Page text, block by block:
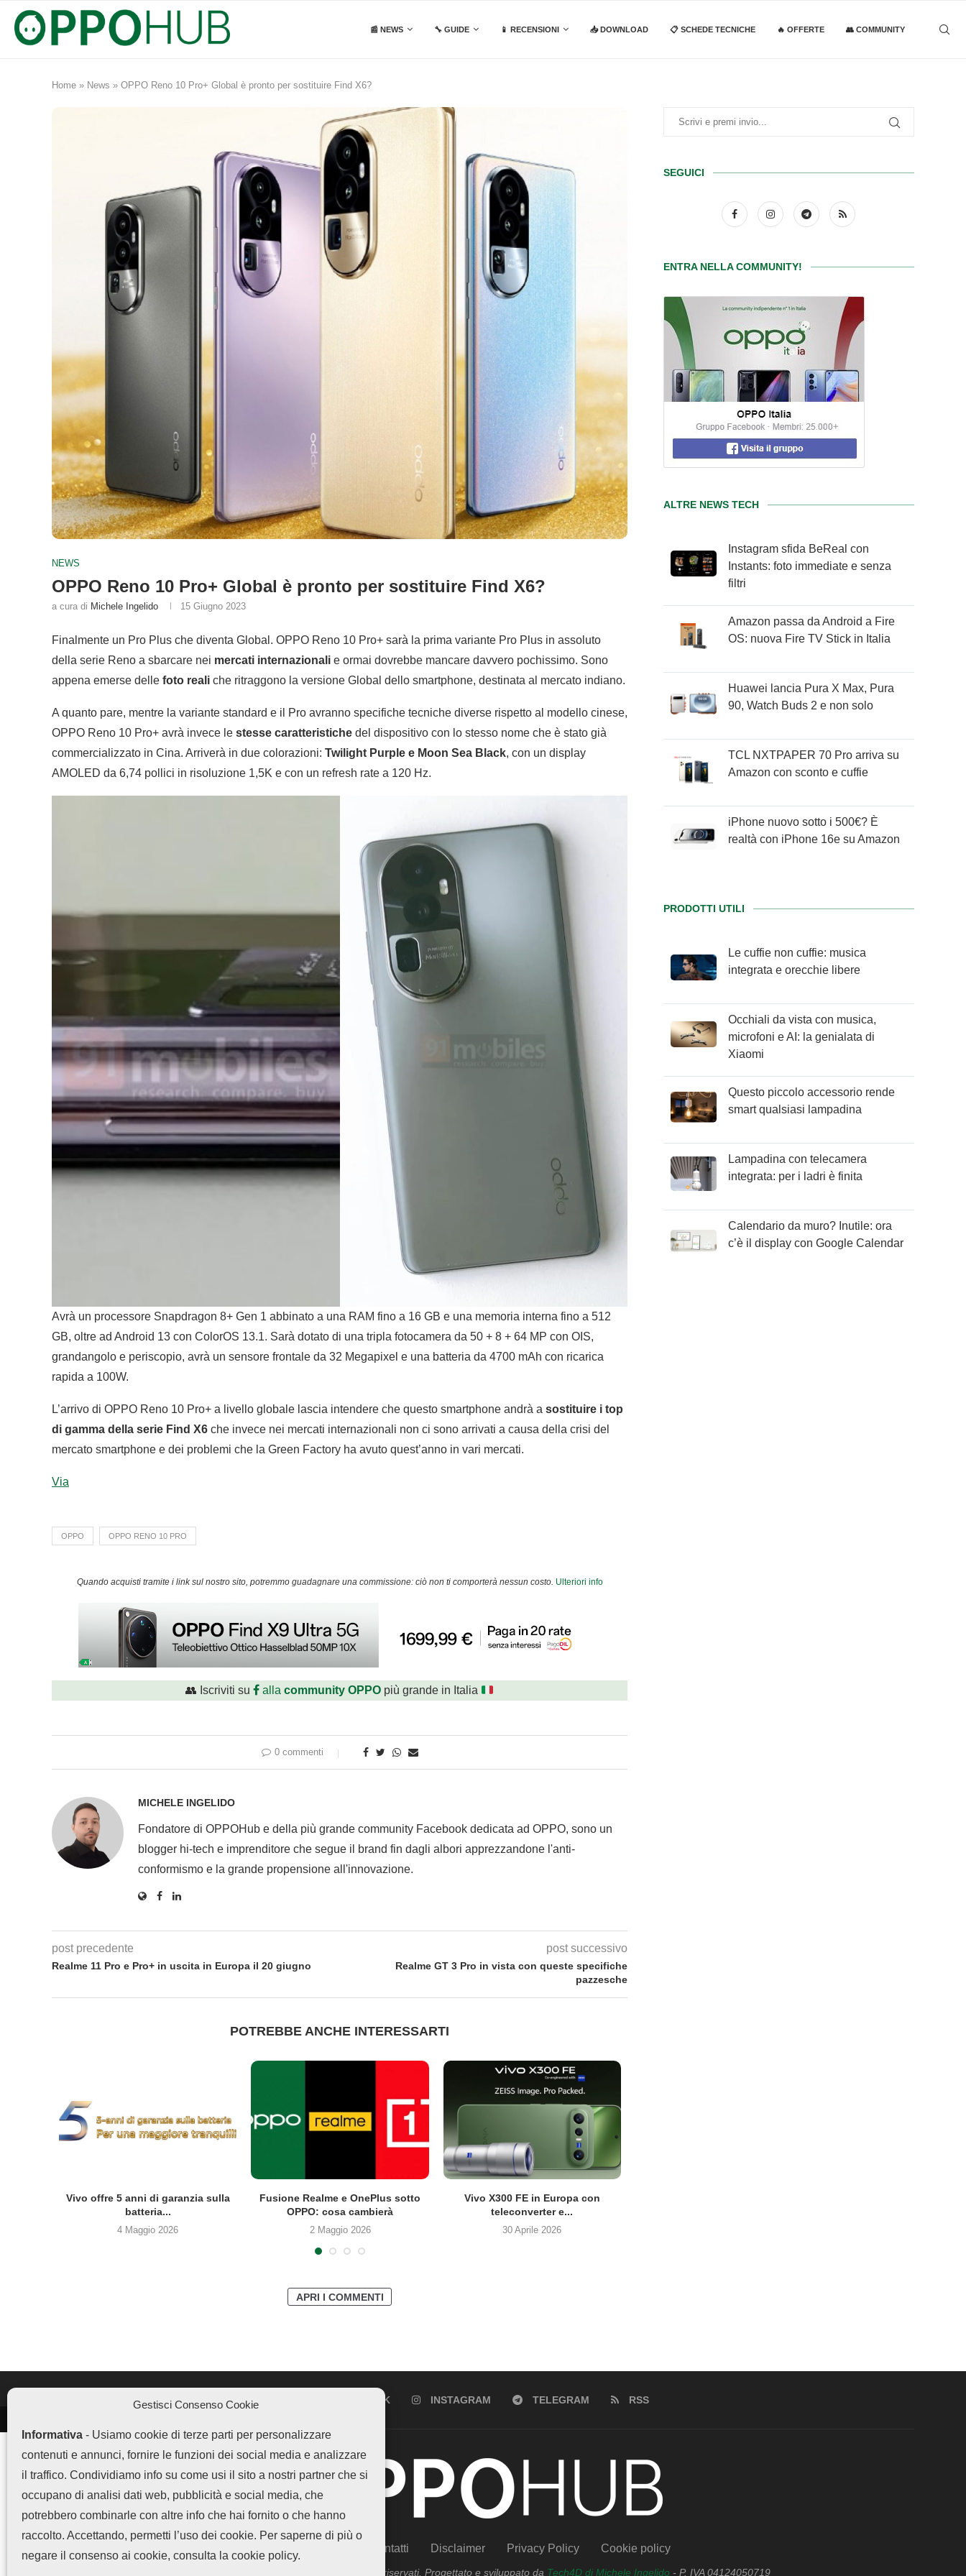
Gestisci Consenso Cookie
Informativa - Usiamo cookie di terze parti per personalizzare
contenuti e annunci, fornire le funzioni dei social media e analizzare
il traffico. Condividiamo info su come usi il sito a nostri partner che si
occupano di analisi dati web, pubblicità e social media, che
potrebbero combinarle con altre info che hai fornito o che hanno
raccolto. Accettando, permetti l’uso dei cookie. Per saperne di più o
negare il consenso ai cookie, consulta la cookie policy.
📰 NEWS 🔧 GUIDE 📱 RECENSIONI 📥 DOWNLOAD 📋 SCHEDE TECNICHE 🔥 OFFERTE 👥 COMMUNITY
Home » News » OPPO Reno 10 Pro+ Global è pronto per sostituire Find X6?
NEWS
OPPO Reno 10 Pro+ Global è pronto per sostituire Find X6?
a cura di Michele Ingelido 15 Giugno 2023
Finalmente un Pro Plus che diventa Global. OPPO Reno 10 Pro+ sarà la prima variante Pro Plus in assoluto
della serie Reno a sbarcare nei mercati internazionali e ormai dovrebbe mancare davvero pochissimo. Sono
appena emerse delle foto reali che ritraggono la versione Global dello smartphone, destinata al mercato indiano.
A quanto pare, mentre la variante standard e il Pro avranno specifiche tecniche diverse rispetto al modello cinese,
OPPO Reno 10 Pro+ avrà invece le stesse caratteristiche del dispositivo con lo stesso nome che è stato già
commercializzato in Cina. Arriverà in due colorazioni: Twilight Purple e Moon Sea Black, con un display
AMOLED da 6,74 pollici in risoluzione 1,5K e con un refresh rate a 120 Hz.
Avrà un processore Snapdragon 8+ Gen 1 abbinato a una RAM fino a 16 GB e una memoria interna fino a 512
GB, oltre ad Android 13 con ColorOS 13.1. Sarà dotato di una tripla fotocamera da 50 + 8 + 64 MP con OIS,
grandangolo e periscopio, avrà un sensore frontale da 32 Megapixel e una batteria da 4700 mAh con ricarica
rapida a 100W.
L’arrivo di OPPO Reno 10 Pro+ a livello globale lascia intendere che questo smartphone andrà a sostituire i top
di gamma della serie Find X6 che invece nei mercati internazionali non ci sono arrivati a causa della crisi del
mercato smartphone e dei problemi che la Green Factory ha avuto quest’anno in vari mercati.
Via
OPPO OPPO RENO 10 PRO
Quando acquisti tramite i link sul nostro sito, potremmo guadagnare una commissione: ciò non ti comporterà nessun costo. Ulteriori info
👥 Iscriviti su allacommunity OPPO più grande in Italia
0 commenti
MICHELE INGELIDO
Fondatore di OPPOHub e della più grande community Facebook dedicata ad OPPO, sono un
blogger hi-tech e imprenditore che segue il brand fin dagli albori apprezzandone l'anti-
conformismo e la grande propensione all'innovazione.
post precedente
Realme 11 Pro e Pro+ in uscita in Europa il 20 giugno
post successivo
Realme GT 3 Pro in vista con queste specifiche
pazzesche
POTREBBE ANCHE INTERESSARTI
Vivo offre 5 anni di garanzia sulla
batteria...
4 Maggio 2026
Fusione Realme e OnePlus sotto
OPPO: cosa cambierà
2 Maggio 2026
Vivo X300 FE in Europa con
teleconverter e...
30 Aprile 2026
APRI I COMMENTI
SEGUICI
ENTRA NELLA COMMUNITY!
ALTRE NEWS TECH
Instagram sfida BeReal con
Instants: foto immediate e senza
filtri
Amazon passa da Android a Fire
OS: nuova Fire TV Stick in Italia
Huawei lancia Pura X Max, Pura
90, Watch Buds 2 e non solo
TCL NXTPAPER 70 Pro arriva su
Amazon con sconto e cuffie
iPhone nuovo sotto i 500€? È
realtà con iPhone 16e su Amazon
PRODOTTI UTILI
Le cuffie non cuffie: musica
integrata e orecchie libere
Occhiali da vista con musica,
microfoni e AI: la genialata di
Xiaomi
Questo piccolo accessorio rende
smart qualsiasi lampadina
Lampadina con telecamera
integrata: per i ladri è finita
Calendario da muro? Inutile: ora
c’è il display con Google Calendar
FACEBOOK INSTAGRAM TELEGRAM RSS
Contatti Disclaimer Privacy Policy Cookie policy
Copyright © 2025 OPPOHub. Tutti i diritti riservati. Progettato e sviluppato da Tech4D di Michele Ingelido - P. IVA 04124050719
Vivo offre 5 anni di
garanzia...
sotto OPPO:...